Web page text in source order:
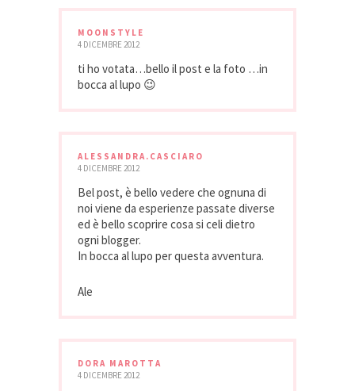
MOONSTYLE
4 DICEMBRE 2012
ti ho votata…bello il post e la foto …in
bocca al lupo 😉
ALESSANDRA.CASCIARO
4 DICEMBRE 2012
Bel post, è bello vedere che ognuna di
noi viene da esperienze passate diverse
ed è bello scoprire cosa si celi dietro
ogni blogger.
In bocca al lupo per questa avventura.
Ale
DORA MAROTTA
4 DICEMBRE 2012